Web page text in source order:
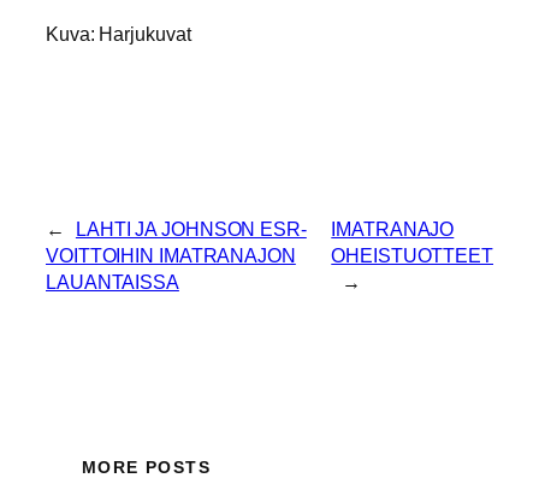
Kuva: Harjukuvat
←
LAHTI JA JOHNSON ESR-
VOITTOIHIN IMATRANAJON
LAUANTAISSA
IMATRANAJO
OHEISTUOTTEET
→
MORE POSTS